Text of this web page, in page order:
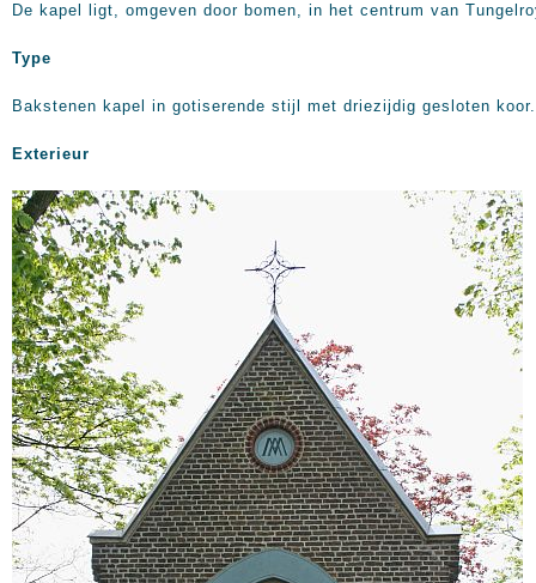
De kapel ligt, omgeven door bomen, in het centrum van
Type
Bakstenen kapel in gotiserende stijl met driezijdig gesloten koor.
Exterieur